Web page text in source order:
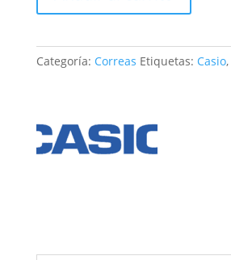
cantidad
Categoría: Correas Etiquetas: Casio,